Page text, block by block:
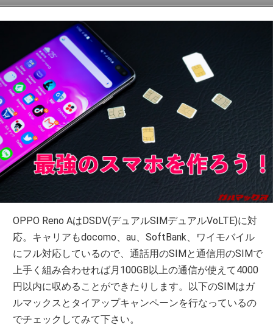
OPPO Reno AはDSDV(デュアルSIMデュアルVoLTE)に対
応。キャリアもdocomo、au、SoftBank、ワイモバイル
にフル対応しているので、通話用のSIMと通信用のSIMで
上手く組み合わせれば月100GB以上の通信が使えて4000
円以内に収めることができたりします。以下のSIMはガ
ルマックスとタイアップキャンペーンを行なっているの
でチェックしてみて下さい。